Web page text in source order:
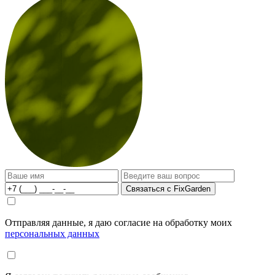
Связаться с FixGarden
Отправляя данные, я даю согласие на обработку моих
персональных данных